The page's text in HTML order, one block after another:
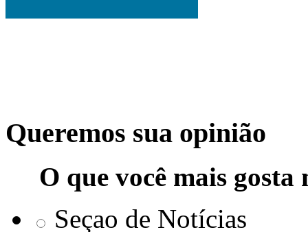
Queremos sua opinião
O que você mais
Seçao de Notícias